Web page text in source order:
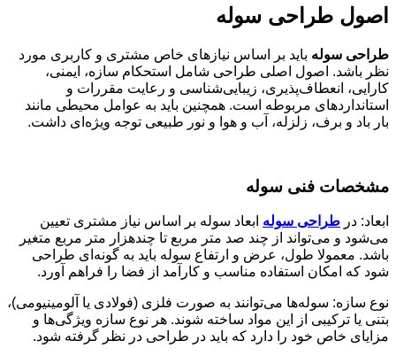
اصول طراحی سوله
طراحی سوله باید بر اساس نیازهای خاص مشتری و کاربری مورد
نظر باشد. اصول اصلی طراحی شامل استحکام سازه، ایمنی،
کارایی، انعطاف‌پذیری، زیبایی‌شناسی و رعایت مقررات و
استانداردهای مربوطه است. همچنین باید به عوامل محیطی مانند
بار باد و برف، زلزله، آب و هوا و نور طبیعی توجه ویژه‌ای داشت.
مشخصات فنی سوله
ابعاد: در طراحی سوله ابعاد سوله بر اساس نیاز مشتری تعیین
می‌شود و می‌تواند از چند صد متر مربع تا چندهزار متر مربع متغیر
باشد. معمولا طول، عرض و ارتفاع سوله باید به گونه‌ای طراحی
شود که امکان استفاده مناسب و کارآمد از فضا را فراهم آورد.
نوع سازه: سوله‌ها می‌توانند به صورت فلزی (فولادی یا آلومینیومی)،
بتنی یا ترکیبی از این مواد ساخته شوند. هر نوع سازه ویژگی‌ها و
مزایای خاص خود را دارد که باید در طراحی در نظر گرفته شود.